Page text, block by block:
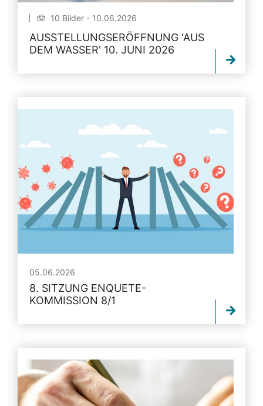
10 Bilder - 10.06.2026
AUSSTELLUNGSERÖFFNUNG 'AUS
DEM WASSER' 10. JUNI 2026
05.06.2026
8. SITZUNG ENQUETE-
KOMMISSION 8/1